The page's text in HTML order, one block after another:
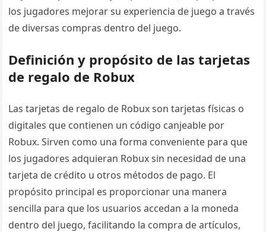
los jugadores mejorar su experiencia de juego a través
de diversas compras dentro del juego.
Definición y propósito de las tarjetas
de regalo de Robux
Las tarjetas de regalo de Robux son tarjetas físicas o
digitales que contienen un código canjeable por
Robux. Sirven como una forma conveniente para que
los jugadores adquieran Robux sin necesidad de una
tarjeta de crédito u otros métodos de pago. El
propósito principal es proporcionar una manera
sencilla para que los usuarios accedan a la moneda
dentro del juego, facilitando la compra de artículos,